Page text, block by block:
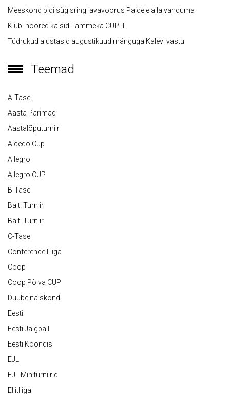
Meeskond pidi sügisringi avavoorus Paidele alla vanduma
Klubi noored käisid Tammeka CUP-il
Tüdrukud alustasid augustikuud mänguga Kalevi vastu
Teemad
A-Tase
Aasta Parimad
Aastalõputurniir
Alcedo Cup
Allegro
Allegro CUP
B-Tase
Balti Turniir
Balti Turniir
C-Tase
Conference Liiga
Coop
Coop Põlva CUP
Duubelnaiskond
Eesti
Eesti Jalgpall
Eesti Koondis
EJL
EJL Miniturniirid
Eliitliiga